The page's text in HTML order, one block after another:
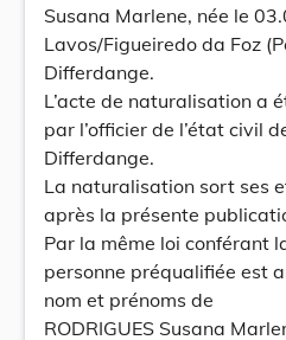
Susana Marlene, née le
Lavos/Figueiredo da Foz
Differdange.
L’acte de naturalisation a
par l’officier de l’état civil
Differdange.
La naturalisation sort ses
après la présente
Par la même loi conférant
personne préqualifiée est
nom et prénoms de
RODRIGUES Susana